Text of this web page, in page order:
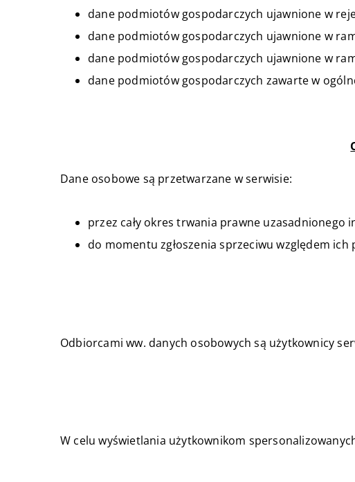
dane podmiotów gospodarczych ujawnione w
dane podmiotów gospodarczych ujawnione w
dane podmiotów gospodarczych ujawnione w
dane podmiotów gospodarczych zawarte w
Dane osobowe są przetwarzane w serwisie:
przez cały okres trwania prawne
do momentu zgłoszenia sprzeciwu względem
Odbiorcami ww. danych osobowych są użytkownicy
W celu wyświetlania użytkownikom